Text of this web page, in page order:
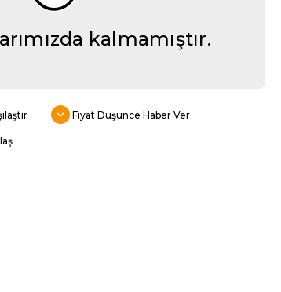
kalmamıştır.
Fiyat Düşünce Haber Ver